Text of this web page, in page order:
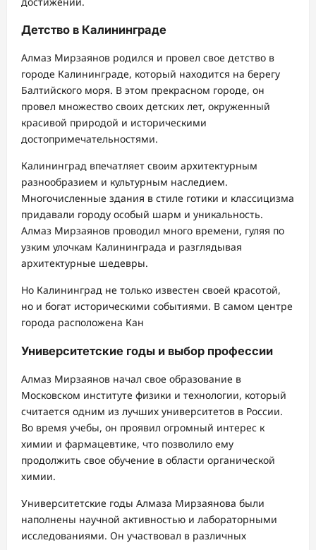
Детство в Калининграде
Алмаз Мирзаянов родился и провел свое детство в
городе Калининграде, который находится на берегу
Балтийского моря. В этом прекрасном городе, он
провел множество своих детских лет, окруженный
красивой природой и историческими
достопримечательностями.
Калининград впечатляет своим архитектурным
разнообразием и культурным наследием.
Многочисленные здания в стиле готики и классицизма
придавали городу особый шарм и уникальность.
Алмаз Мирзаянов проводил много времени, гуляя по
узким улочкам Калининграда и разглядывая
архитектурные шедевры.
Но Калининград не только известен своей красотой,
но и богат историческими событиями. В самом центре
города расположена Кан
Университетские годы и выбор профессии
Алмаз Мирзаянов начал свое образование в
Московском институте физики и технологии, который
считается одним из лучших университетов в России.
Во время учебы, он проявил огромный интерес к
химии и фармацевтике, что позволило ему
продолжить свое обучение в области органической
химии.
Университетские годы Алмаза Мирзаянова были
наполнены научной активностью и лабораторными
исследованиями. Он участвовал в различных